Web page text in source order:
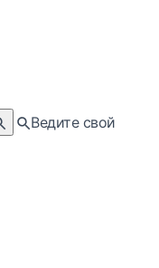
Ведите свой